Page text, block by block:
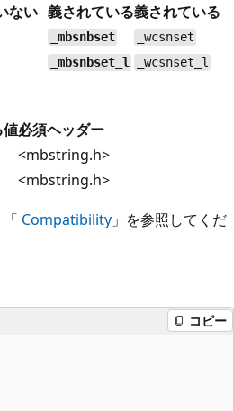
ない 義されている義されている
_mbsnbset
_wcsnset
_mbsnbset_l _wcsnset_l
値必須ヘッダー
<mbstring.h>
<mbstring.h>
Compatibility 」を参照してくだ
コピー